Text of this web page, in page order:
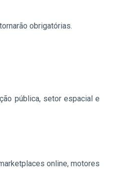
obrigatórias.
pública, setor espacial e
online, motores